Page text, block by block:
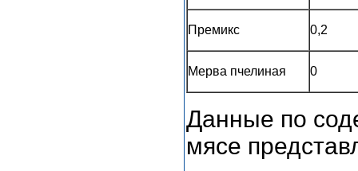
Премикс 0,2
Мерва пчелиная 0
Данные по
мясе